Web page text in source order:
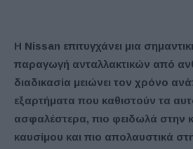
Η Nissan επιτυγχάνει μια
παραγωγή ανταλλακτικών από
διαδικασία μειώνει τον χρόνο
εξαρτήματα που καθιστούν τα
ασφαλέστερα, πιο φειδωλά στην
καυσίμου και πιο απολαυστικά